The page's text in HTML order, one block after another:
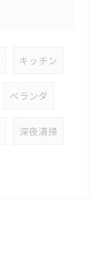
キッチン
ベランダ
深夜清掃